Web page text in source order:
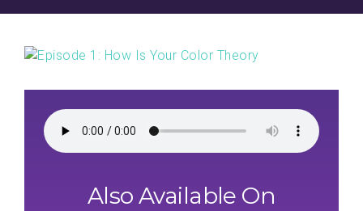
View
Image
Also Available On